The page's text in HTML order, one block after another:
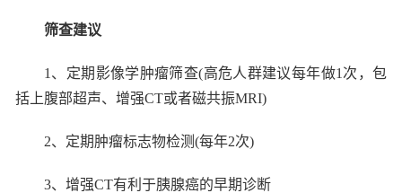
筛查建议
1 、定期影像学肿瘤筛查(高危人群建议每年做1 次，包
括上腹部超声、增强CT或者磁共振MRI)
2、定期肿瘤标志物检测(每年2次)
3、增强CT有利于胰腺癌的早期诊断